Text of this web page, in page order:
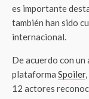
es importante
también han sido
internacional.
De acuerdo con
plataforma Spoiler
12 actores